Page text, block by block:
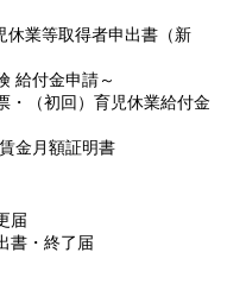
等取得者申出書（新
給付金申請～
初回）育児休業給付金
月額証明書
届
・終了届